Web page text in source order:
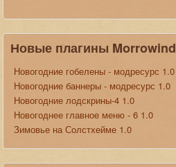
Новые плагины Morrowind
Новогодние гобелены - модресурс 1.0
Новогодние баннеры - модресурс 1.0
Новогодние лодскрины-4 1.0
Новогоднее главное меню - 6 1.0
Зимовье на Солстхейме 1.0